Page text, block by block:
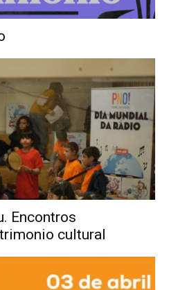
Encontros
cultural